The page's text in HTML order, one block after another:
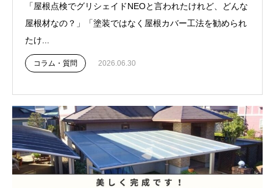
「屋根点検でグリシェイドNEOと言われたけれど、どんな
屋根材なの？」「塗装ではなく屋根カバー工法を勧められ
たけ...
コラム・質問 2026.06.30